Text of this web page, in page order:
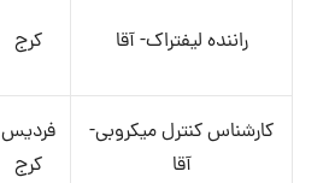
راننده لیفتراک- آقا کرج
کارشناس کنترل میکروبی-
آقا
فردیس
کرج